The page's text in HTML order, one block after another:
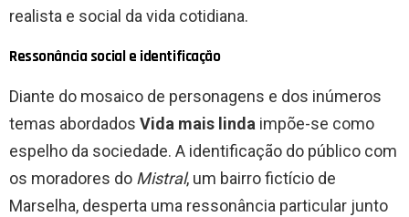
realista e social da vida cotidiana.
Ressonância social e identificação
Diante do mosaico de personagens e dos inúmeros
temas abordados Vida mais linda impõe-se como
espelho da sociedade. A identificação do público com
os moradores do Mistral, um bairro fictício de
Marselha, desperta uma ressonância particular junto